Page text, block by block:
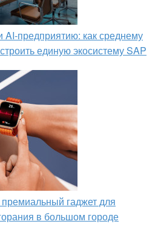
как среднему
единую экосистему SAP
гаджет для
в большом городе